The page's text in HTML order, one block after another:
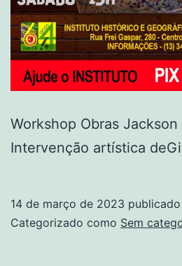
Workshop Obras
Intervenção artística
14 de março de 2023 publicado
Categorizado como Sem